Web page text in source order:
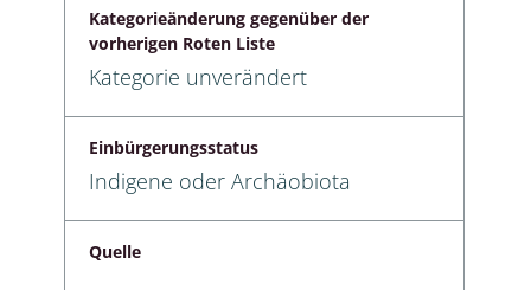
Kategorieänderung gegenüber der
vorherigen Roten Liste
Kategorie unverändert
Einbürgerungsstatus
Indigene oder Archäobiota
Quelle